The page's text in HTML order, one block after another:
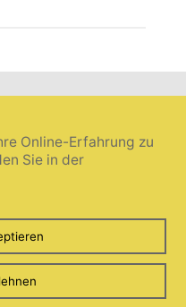
widerrufen
Alle Rechte vorbehalten.
Online-Erfahrung zu
Sie in der